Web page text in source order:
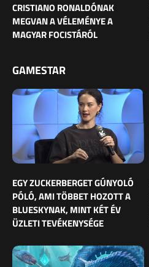
CRISTIANO RONALDÓNAK
MEGVAN A VÉLEMÉNYE A
MAGYAR FOCISTÁRÓL
GAMESTAR
EGY ZUCKERBERGET GÚNYOLÓ
PÓLÓ, AMI TÖBBET HOZOTT A
BLUESKYNAK, MINT KÉT ÉV
ÜZLETI TEVÉKENYSÉGE